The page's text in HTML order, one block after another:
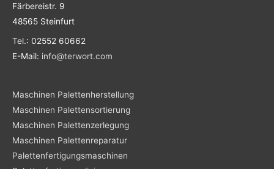
Färbereistr. 9
48565 Steinfurt
Tel.: 02552 60662
E-Mail: info@terwort.com
Maschinen Palettenherstellung
Maschinen Palettensortierung
Maschinen Palettenzerlegung
Maschinen Palettenreparatur
Palettenfertigungsmaschinen